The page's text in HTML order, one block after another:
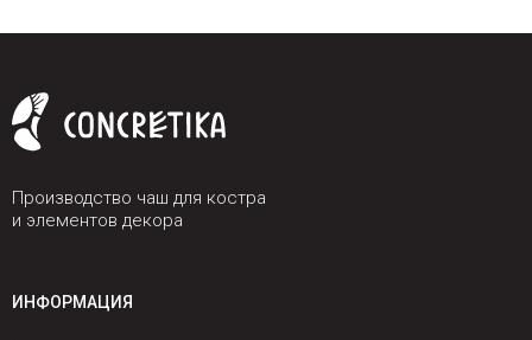
Производство чаш для костра
и элементов декора
ИНФОРМАЦИЯ